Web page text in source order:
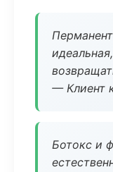
— Клиент
Ботокс и